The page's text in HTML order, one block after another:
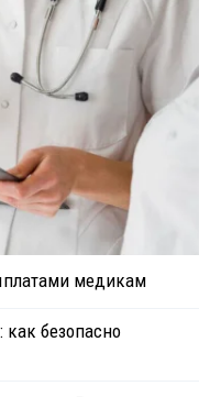
медикам
как безопасно